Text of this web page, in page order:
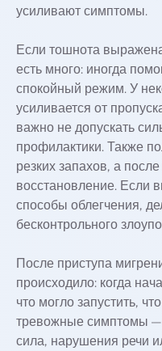
усиливают симптомы.
Если тошнота
есть много: иногда
спокойный режим. У
усиливается от
важно не допускать
профилактики. Также
резких запахов, а
восстановление. Если
способы облегчения,
бесконтрольного
После приступа
происходило: когда
что могло запустить,
тревожные симптомы —
сила, нарушения речи